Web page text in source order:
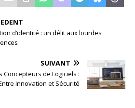
d’identité : un délit aux lourdes
SUIVANT
Concepteurs de Logiciels :
Innovation et Sécurité